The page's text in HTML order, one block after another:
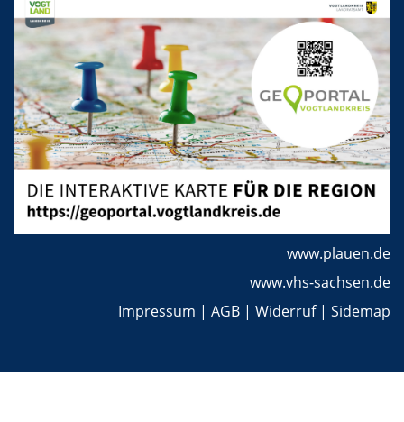
www.plauen.de
www.vhs-sachsen.de
Impressum | AGB | Widerruf| Sidemap